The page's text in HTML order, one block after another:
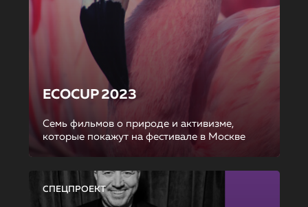
ECOCUP 2023
Семь фильмов о природе и активизме,
которые покажут на фестивале в Москве
СПЕЦПРОЕКТ